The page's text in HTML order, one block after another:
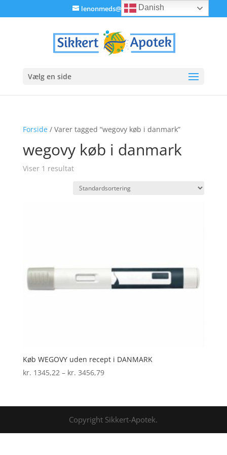
lenonmeds@gmail.com
Vælg en side
Forside/ Varer tagged “wegovy køb i danmark”
wegovy køb i danmark
Viser 1 resultat
Køb WEGOVY uden recept i DANMARK
kr. 1345,22 – kr. 3456,79Prisinterval:
kr. 3456,79
Copyright Sikkert-Apotek.
Danish